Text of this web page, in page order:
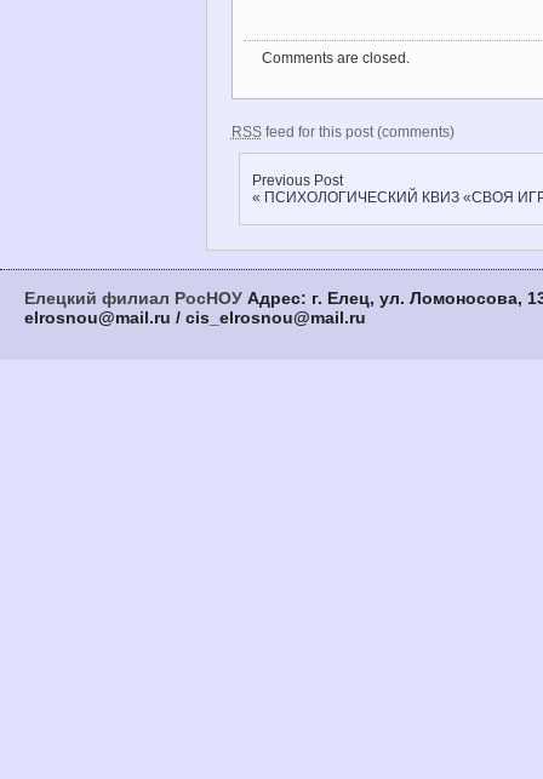
Comments are closed.
RSSfeed for this post (comments)
Previous Post
« ПСИХОЛОГИЧЕСКИЙ КВИЗ «СВОЯ
Елецкий филиал РосНОУ Адрес: г. Елец, ул. Ломоносова,
elrosnou@mail.ru / cis_elrosnou@mail.ru